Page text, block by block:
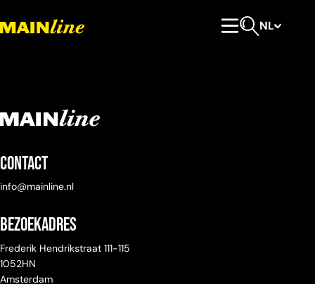
NL
Contact
info@mainline.nl
Bezoekadres
Frederik Hendrikstraat 111-115
1052HN
Amsterdam